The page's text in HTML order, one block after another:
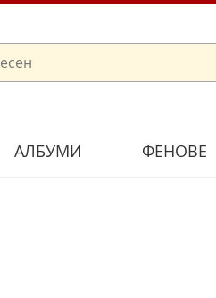
АЛБУМИ ФЕНОВЕ